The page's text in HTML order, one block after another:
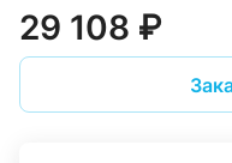
29 108 ₽